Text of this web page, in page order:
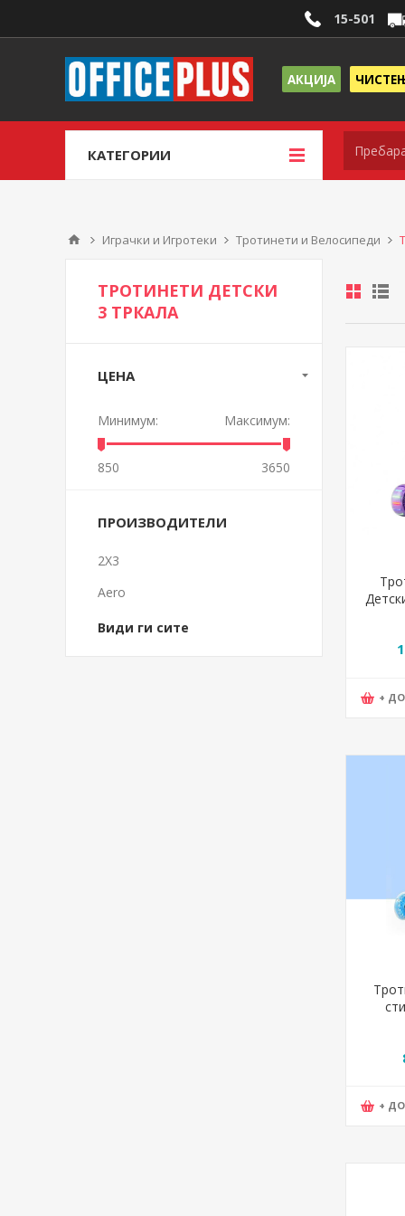
15-501
АКЦИЈА
КАТЕГОРИИ
Играчки и Игротеки Тротинети и Велосипеди
+
+
ТРОТИНЕТИ ДЕТСКИ
3 ТРКАЛА
ЦЕНА
Минимум: Максимум:
850 3650
ПРОИЗВОДИТЕЛИ
2X3
Aero
Види ги сите